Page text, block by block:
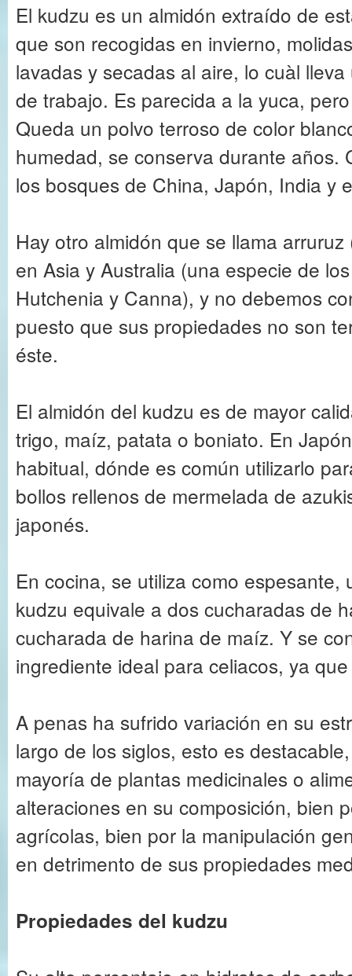
El kudzu es un almidón extraído de
que son recogidas en invierno,
lavadas y secadas al aire, lo cuàl
de trabajo. Es parecida a la yuca,
Queda un polvo terroso de color
humedad, se conserva durante años.
los bosques de China, Japón, India y
Hay otro almidón que se llama
en Asia y Australia (una especie de
Hutchenia y Canna), y no debemos
puesto que sus propiedades no son
éste.
El almidón del kudzu es de mayor
trigo, maíz, patata o boniato. En
habitual, dónde es común utilizarlo
bollos rellenos de mermelada de
japonés.
En cocina, se utiliza como espesante,
kudzu equivale a dos cucharadas de
cucharada de harina de maíz. Y se
ingrediente ideal para celiacos, ya
A penas ha sufrido variación en su
largo de los siglos, esto es
mayoría de plantas medicinales o
alteraciones en su composición, bien
agrícolas, bien por la manipulación
en detrimento de sus propiedades
Propiedades del kudzu